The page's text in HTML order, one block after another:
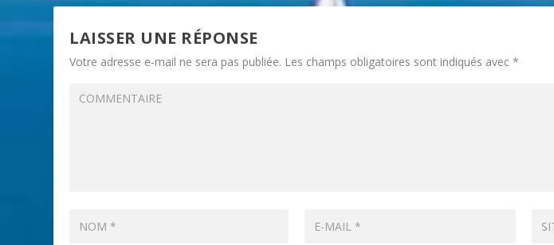
LAISSER UNE RÉPONSE
Votre adresse e-mail ne sera pas publiée. Les champs obligatoires sont indiqués avec*